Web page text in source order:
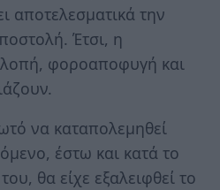
αποτελεσματικά την
Έτσι, η
φοροαποφυγή και
να καταπολεμηθεί
έστω και κατά το
θα είχε εξαλειφθεί το